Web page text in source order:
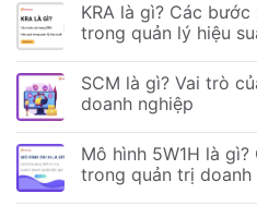
KRA là gì? Các
trong quản lý hiệu
SCM là gì? Vai trò
doanh nghiệp
Mô hình 5W1H là
trong quản trị doanh